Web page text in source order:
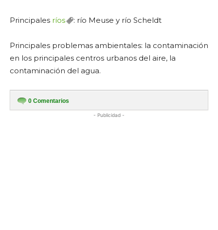
Principales ríos : río Meuse y río Scheldt
Principales problemas ambientales: la contaminación
en los principales centros urbanos del aire, la
contaminación del agua.
0 Comentarios
- Publicidad -